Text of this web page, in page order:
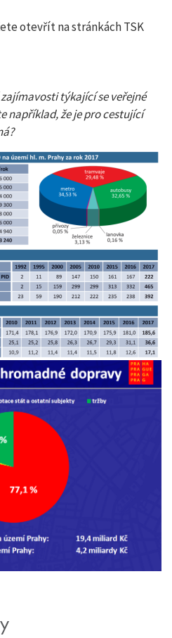
otevřít na stránkách TSK
týkající se veřejné
například, že je pro cestující